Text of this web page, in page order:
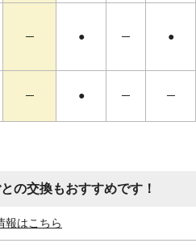
─ ● ─ ●
─ ● ─ ─
の交換もおすすめです！
報はこちら